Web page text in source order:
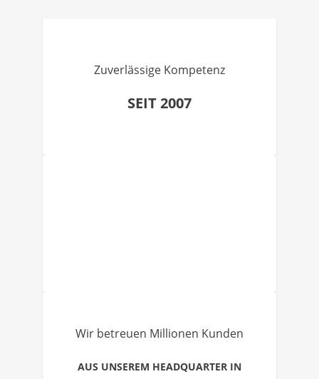
Zuverlässige Kompetenz
SEIT 2007
Wir betreuen Millionen Kunden
AUS UNSEREM HEADQUARTER IN